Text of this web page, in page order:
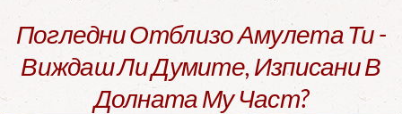
Погледни Отблизо Амулета Ти -
Виждаш Ли Думите, Изписани В
Долната Му Част?